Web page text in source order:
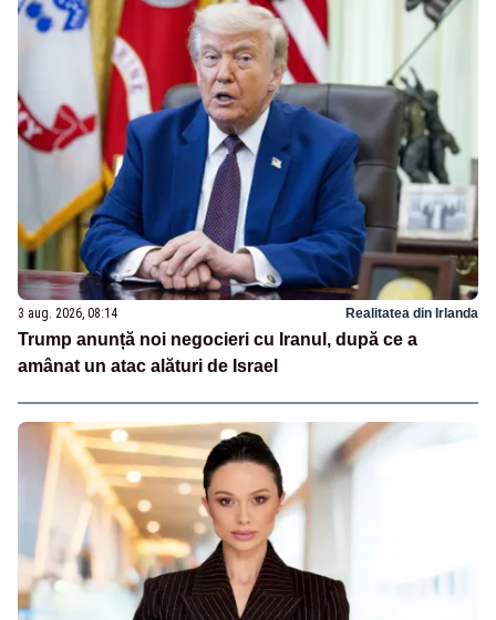
3 aug. 2026, 08:14 Realitatea din Irlanda
Trump anunță noi negocieri cu Iranul, după ce a
amânat un atac alături de Israel